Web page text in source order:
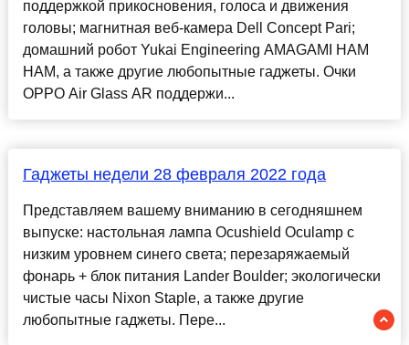
поддержкой прикосновения, голоса и движения
головы; магнитная веб-камера Dell Concept Pari;
домашний робот Yukai Engineering AMAGAMI HAM
HAM, а также другие любопытные гаджеты. Очки
OPPO Air Glass AR поддержи...
Гаджеты недели 28 февраля 2022 года
Представляем вашему вниманию в сегодняшнем
выпуске: настольная лампа Ocushield Oculamp с
низким уровнем синего света; перезаряжаемый
фонарь + блок питания Lander Boulder; экологически
чистые часы Nixon Staple, а также другие
любопытные гаджеты. Пере...